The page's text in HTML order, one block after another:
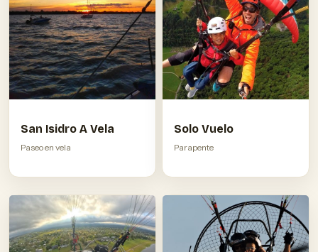
San Isidro A Vela
Paseo en vela
Solo Vuelo
Parapente